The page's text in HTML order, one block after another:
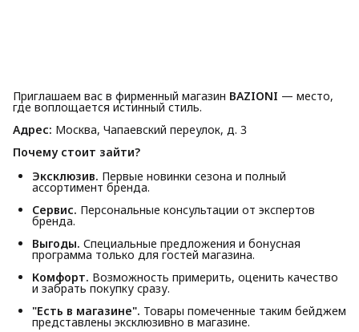
Приглашаем вас в фирменный магазин BAZIONI — место,
где воплощается истинный стиль.
Адрес: Москва, Чапаевский переулок, д. 3
Почему стоит зайти?
Эксклюзив. Первые новинки сезона и полный
ассортимент бренда.
Сервис. Персональные консультации от экспертов
бренда.
Выгоды. Специальные предложения и бонусная
программа только для гостей магазина.
Комфорт. Возможность примерить, оценить качество
и забрать покупку сразу.
"Есть в магазине". Товары помеченные таким бейджем
представлены эксклюзивно в магазине.